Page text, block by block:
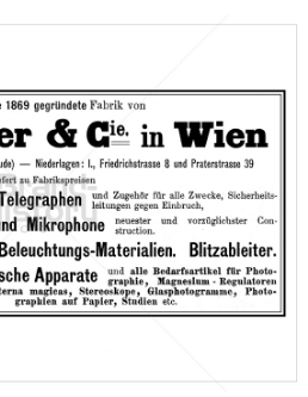
H. W. Adler & Cie., Wien 1898